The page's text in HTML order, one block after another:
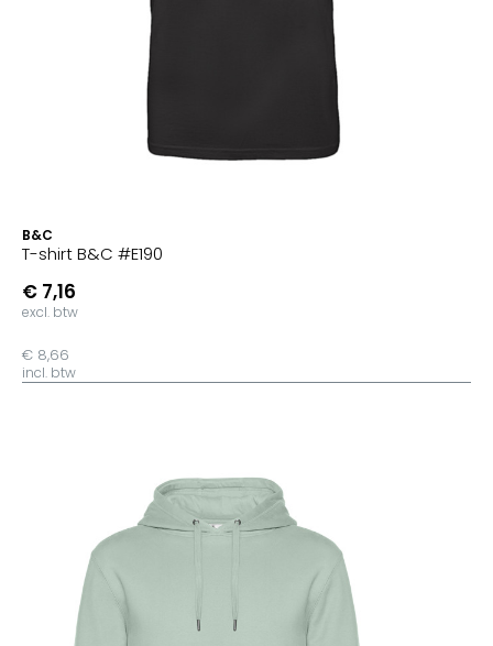
B&C
T-shirt B&C #E190
€ 7,16
excl. btw
€ 8,66
incl. btw